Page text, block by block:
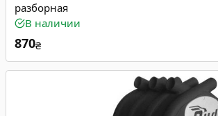
разборная
В наличии
870₴